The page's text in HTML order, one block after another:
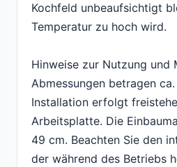
Kochfeld unbeaufsichtigt
Temperatur zu hoch wird.
Hinweise zur Nutzung und
Abmessungen betragen
Installation erfolgt
Arbeitsplatte. Die
49 cm. Beachten Sie den
der während des Betriebs